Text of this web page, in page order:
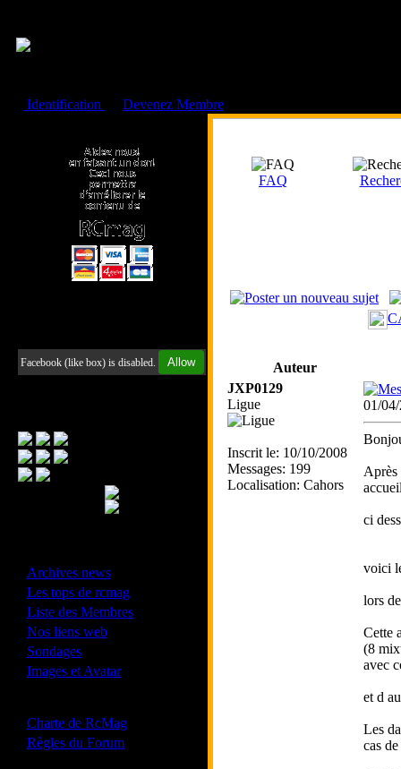
Identification
Devenez Membre
Facebook (like box) is disabled. Allow
Archives news
Les tops de rcmag
Liste des Membres
Nos liens web
Sondages
Images et Avatar
Charte de RcMag
Règles du Forum
FAQ
Auteur
JXP0129
Ligue
Inscrit le: 10/10/2008
Messages: 199
Localisation: Cahors
01/
Après
ci
voici
lors
Cette
(8
avec
et d
Les
cas